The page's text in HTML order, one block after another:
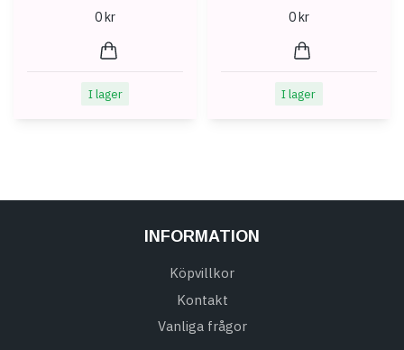
0 kr
I lager
0 kr
I lager
INFORMATION
Köpvillkor
Kontakt
Vanliga frågor